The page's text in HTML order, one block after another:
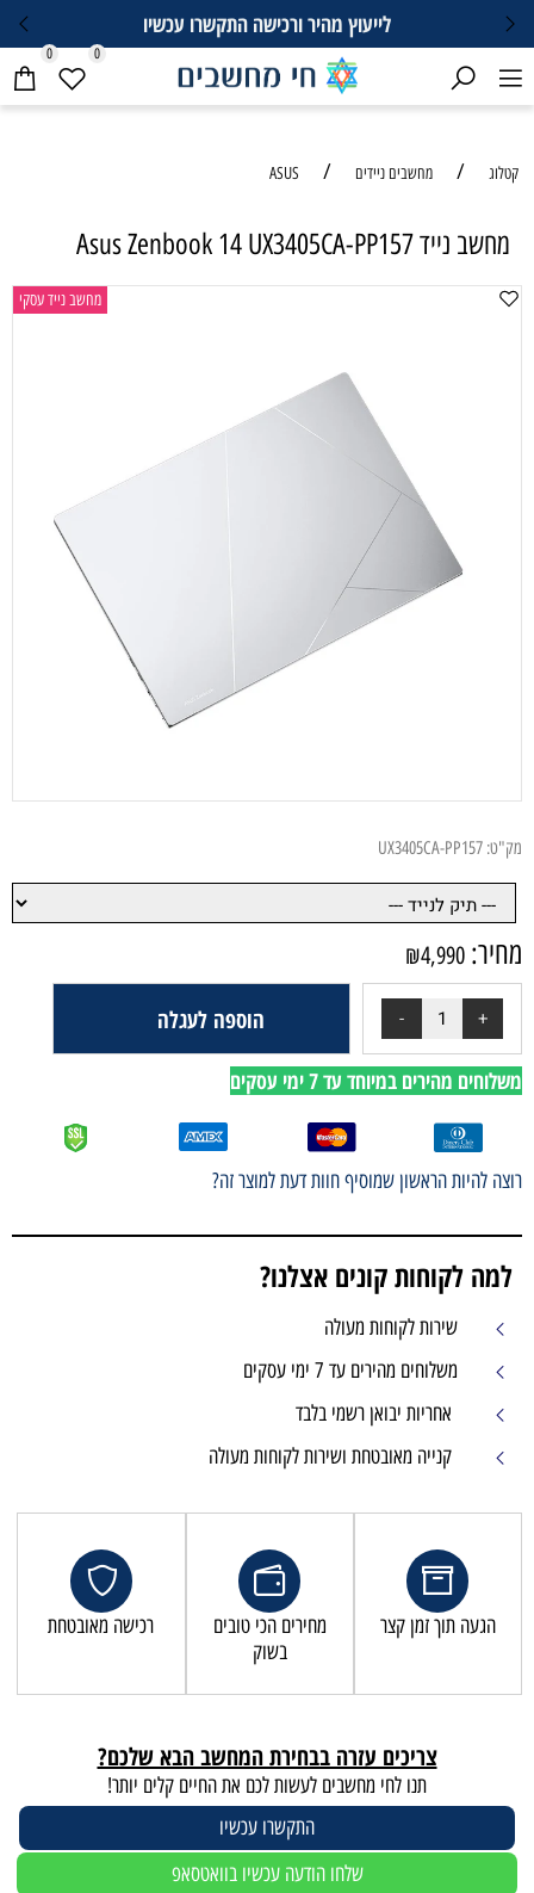
לייעוץ מהיר ורכישה התקשרו עכשיו
0 0
קטלוג / מחשבים ניידים /
ASUS
מחשב נייד Asus Zenbook 14 UX3405CA-PP157
מחשב נייד עסקי
מק"ט: UX3405CA-PP157
מחיר: ₪4,990
הוספה לעגלה
משלוחים מהירים במיוחד עד 7 ימי עסקים
רוצה להיות הראשון שמוסיף חוות דעת למוצר זה?
למה לקוחות קונים אצלנו?
שירות לקוחות מעולה
משלוחים מהירים עד 7 ימי עסקים
אחריות יבואן רשמי בלבד
קנייה מאובטחת ושירות לקוחות מעולה
הגעה תוך זמן קצר
מחירים הכי טובים
בשוק
רכישה מאובטחת
צריכים עזרה בבחירת המחשב הבא שלכם?
תנו לחי מחשבים לעשות לכם את החיים קלים יותר!
התקשרו עכשיו
שלחו הודעה עכשיו בוואטסאפ